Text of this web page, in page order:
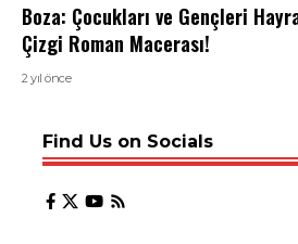
Boza: Çocukları ve Gençleri
Çizgi Roman Macerası!
2 yıl önce
Find Us on Socials